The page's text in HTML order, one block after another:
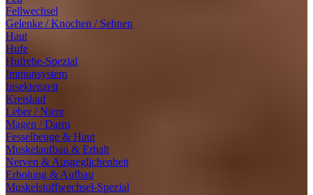
Fellwechsel
Gelenke / Knochen / Sehnen
Haut
Hufe
Hufrehe-Spezial
Immunsystem
Insektenzeit
Kreislauf
Leber / Niere
Magen / Darm
Fesselbeuge & Haut
Muskelaufbau & Erhalt
Nerven & Ausgeglichenheit
Erholung & Aufbau
Muskelstoffwechsel-Spezial